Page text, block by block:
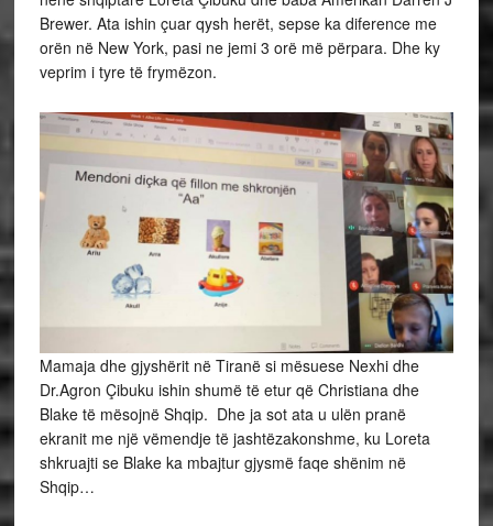
Brewer. Ata ishin çuar qysh herët, sepse ka diference me
orën në New York, pasi ne jemi 3 orë më përpara. Dhe ky
veprim i tyre të frymëzon.
Mamaja dhe gjyshërit në Tiranë si mësuese Nexhi dhe
Dr.Agron Çibuku ishin shumë të etur që Christiana dhe
Blake të mësojnë Shqip. Dhe ja sot ata u ulën pranë
ekranit me një vëmendje të jashtëzakonshme, ku Loreta
shkruajti se Blake ka mbajtur gjysmë faqe shënim në
Shqip…